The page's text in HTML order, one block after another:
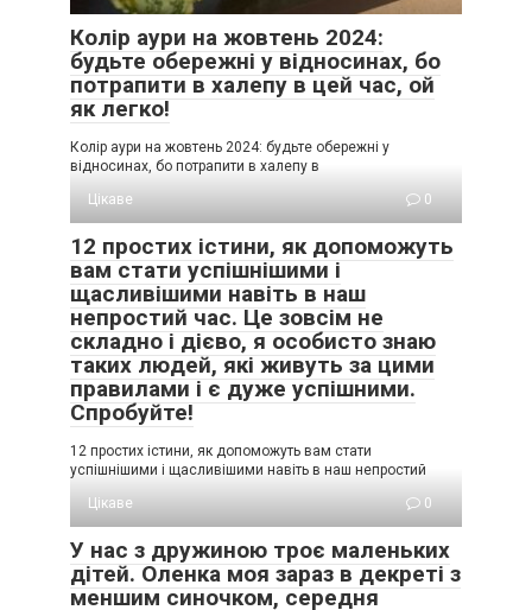
Колір аури на жовтень 2024:
будьте обережні у відносинах, бо
потрапити в халепу в цей час, ой
як легко!
Колір аури на жовтень 2024: будьте обережні у
відносинах, бо потрапити в халепу в
Цікаве
0
12 простих істини, як допоможуть
вам стати успішнішими і
щасливішими навіть в наш
непростий час. Це зовсім не
складно і дієво, я особисто знаю
таких людей, які живуть за цими
правилами і є дуже успішними.
Спробуйте!
12 простих істини, як допоможуть вам стати
успішнішими і щасливішими навіть в наш непростий
Цікаве
0
У нас з дружиною троє маленьких
дітей. Оленка моя зараз в декреті з
меншим синочком, середня